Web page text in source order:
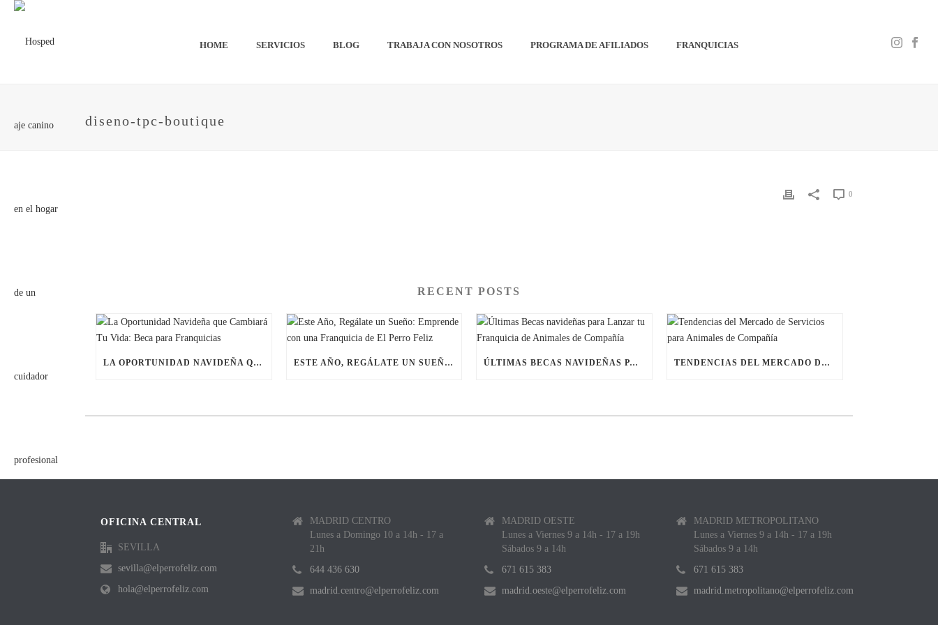
HOME SERVICIOS BLOG TRABAJA CON NOSOTROS PROGRAMA DE AFILIADOS FRANQUICIAS
diseno-tpc-boutique
0
RECENT POSTS
LA OPORTUNIDAD NAVIDEÑA QUE CAMBIARÁ TU VIDA: BECA PARA FRANQUICIAS ESTE AÑO, REGÁLATE UN SUEÑO: EMPRENDE CON UNA FRANQUICIA DE EL PERRO FELIZ ÚLTIMAS BECAS NAVIDEÑAS PARA LANZAR TU FRANQUICIA DE ANIMALES DE COMPAÑÍA TENDENCIAS DEL MERCADO DE SERVICIOS PARA ANIMALES DE COMPAÑÍA
OFICINA CENTRAL
SEVILLA
sevilla@elperrofeliz.com
hola@elperrofeliz.com
MADRID CENTRO
Lunes a Domingo 10 a 14h - 17 a
21h
644 436 630
madrid.centro@elperrofeliz.com
MADRID OESTE
Lunes a Viernes 9 a 14h - 17 a 19h
Sábados 9 a 14h
671 615 383
madrid.oeste@elperrofeliz.com
MADRID METROPOLITANO
Lunes a Viernes 9 a 14h - 17 a 19h
Sábados 9 a 14h
671 615 383
madrid.metropolitano@elperrofeliz.com